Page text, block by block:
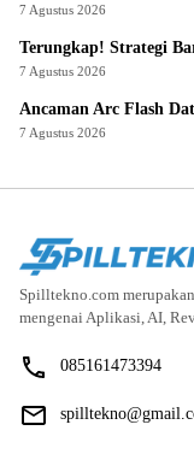
7 Agustus 2026
Terungkap! Strategi
7 Agustus 2026
Ancaman Arc Flash
7 Agustus 2026
Spilltekno.com
mengenai Aplikasi, AI,
085161473394